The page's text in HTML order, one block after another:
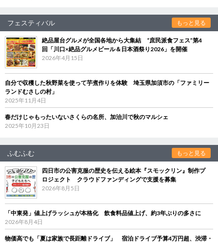
フェスティバル もっと見る
絶品屋台グルメが全国各地から大集結 “庶民派食フェス”第4
回「川口×絶品グルメビール＆日本酒祭り2026」を開催
2026年4月15日
自分で収穫した秋野菜を使って芋煮作りを体験 埼玉県加須市の「ファミリー
ランドむさしの村」
2025年11月4日
春だけじゃもったいないさくらの名所、加治川で秋のマルシェ
2025年10月23日
ふむふむ もっと見る
四日市の公害克服の歴史を伝える絵本『スモックリン』制作プ
ロジェクト クラウドファンディングで支援を募集
2026年8月5日
「中東発」値上げラッシュが本格化 飲食料品値上げ、約3年ぶりの多さに
2026年8月4日
物価高でも「夏は家族で長距離ドライブ」 宿泊ドライブ予算4万円超、渋滞・